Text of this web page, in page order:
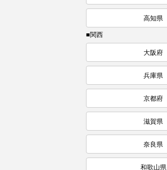
高知県
■関西
大阪府
兵庫県
京都府
滋賀県
奈良県
和歌山県